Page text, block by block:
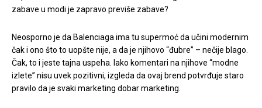
zabave u modi je zapravo previše zabave?
Neosporno je da Balenciaga ima tu supermoć da učini modernim
čak i ono što to uopšte nije, a da je njihovo “đubre” – nečije blago.
Čak, to i jeste tajna uspeha. Iako komentari na njihove “modne
izlete” nisu uvek pozitivni, izgleda da ovaj brend potvrđuje staro
pravilo da je svaki marketing dobar marketing.